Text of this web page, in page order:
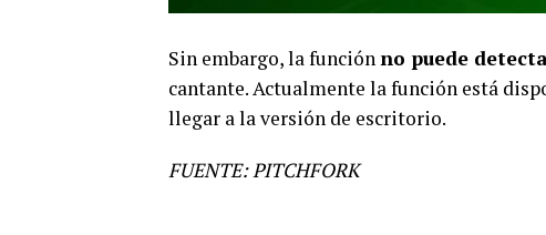
Sin embargo, la funciónno puede
cantante. Actualmente la función está
llegar a la versión de escritorio.
FUENTE: PITCHFORK